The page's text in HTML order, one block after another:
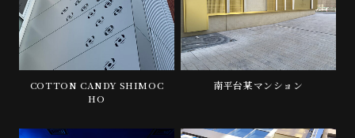
COTTON CANDY SHIMOC
HO
南平台某マンション